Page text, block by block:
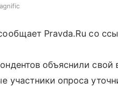
Pravda.Ru со
объяснили
участники опроса